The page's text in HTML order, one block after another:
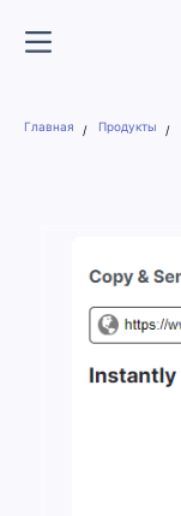
Главная Продукты